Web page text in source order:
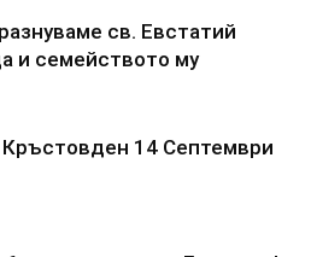
св. Евстатий
и семейството му
14 Септември